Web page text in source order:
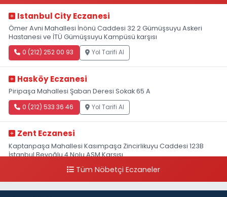
Istanbul City Eczanesi
Ömer Avni Mahallesi İnönü Caddesi 32 2 Gümüşsuyu Askeri
Hastanesi ve İTÜ Gümüşsuyu Kampüsü karşısı
0 (212) 252 00 93 Yol Tarifi Al
Hasköy Eczanesi
Piripaşa Mahallesi Şaban Deresi Sokak 65 A
0 (212) 533 36 46 Yol Tarifi Al
Zent Eczanesi
Kaptanpaşa Mahallesi Kasımpaşa Zincirlikuyu Caddesi 123B
İstanbul Beyoğlu 4 Nolu ASM Karşısı
0 (212) 297 96 92 Yol Tarifi Al
Tüm Nöbetçi Eczaneler